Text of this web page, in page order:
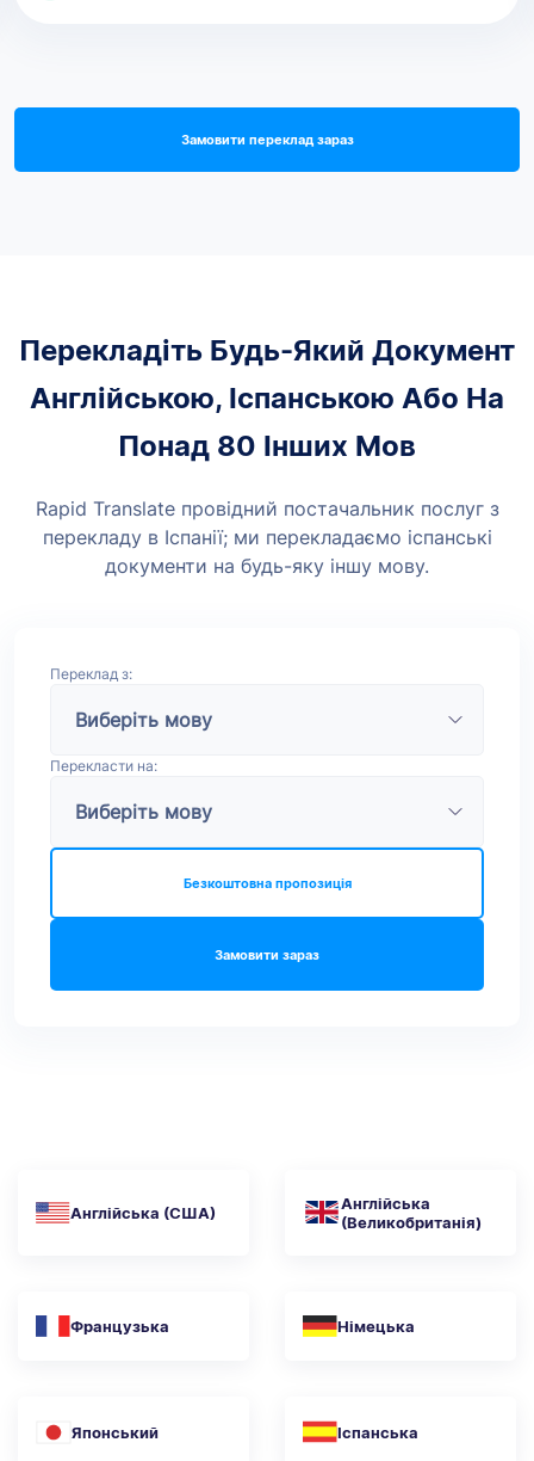
Замовити переклад зараз
Перекладіть Будь-Який Документ
Англійською, Іспанською Або На
Понад 80 Інших Мов
Rapid Translate провідний постачальник послуг з
перекладу в Іспанії; ми перекладаємо іспанські
документи на будь-яку іншу мову.
Переклад з:
Перекласти на:
Замовити зараз
Безкоштовна пропозиція
Англійська (США)
Англійська
(Великобританія)
Французька Німецька
Японський Іспанська